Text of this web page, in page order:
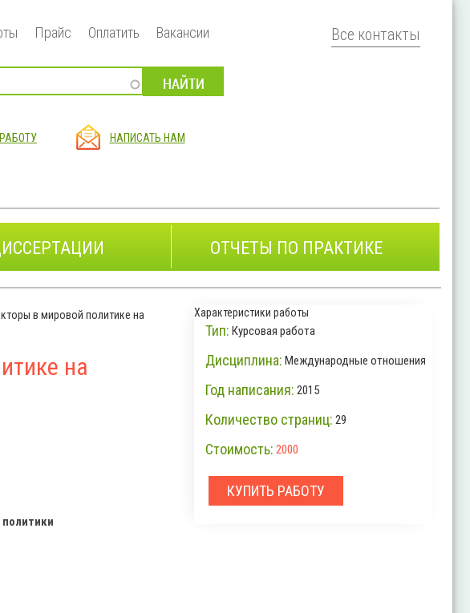
Прайс Оплатить Вакансии
НАПИСАТЬ НАМ
Все контакты
ОТЧЕТЫ ПО ПРАКТИКЕ
в мировой политике на
на
Характеристики работы
Тип: Курсовая работа
Дисциплина: Международные отношения
Год написания: 2015
Количество страниц: 29
Стоимость: 2000
КУПИТЬ РАБОТУ